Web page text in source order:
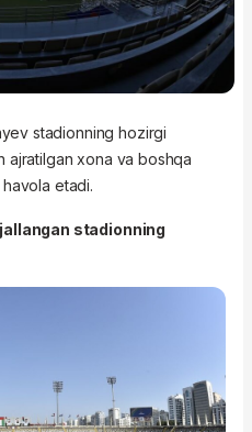
stadionning hozirgi
ajratilgan xona va boshqa
etadi.
stadionning